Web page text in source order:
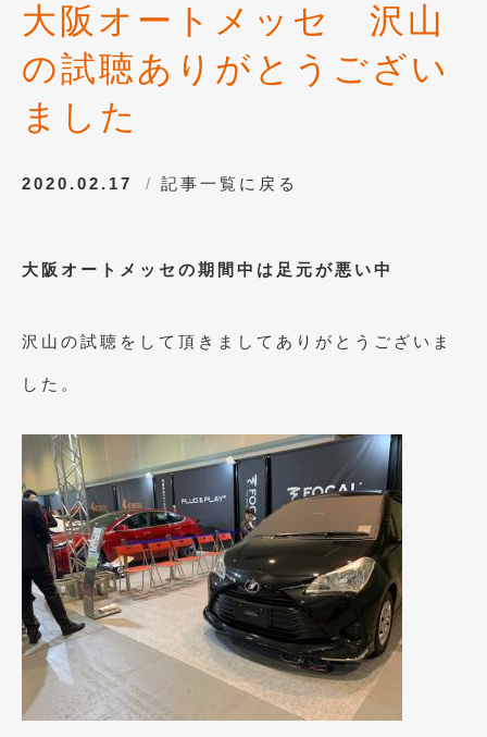
大阪オートメッセ 沢山
の試聴ありがとうござい
ました
2020.02.17 記事一覧に戻る
大阪オートメッセの期間中は足元が悪い中
沢山の試聴をして頂きましてありがとうございま
した。